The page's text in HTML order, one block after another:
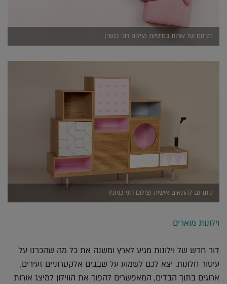
תרגום של צורות בסיסיות (צילום רוני כנעני)
ניתו גם להתאים אישית (צילום רוני כנעני)
וילונות מוארים
דור חדש של וילונות מגיע לארץ ומשנה את כל מה שהכרנו על
עיטור חלונות. יצא לכם לשמוע על שבבים אלקטרוניים זעירים,
ארוגים בתוך הבדים, המאפשרים להפוך את הווילון למיצג אורות